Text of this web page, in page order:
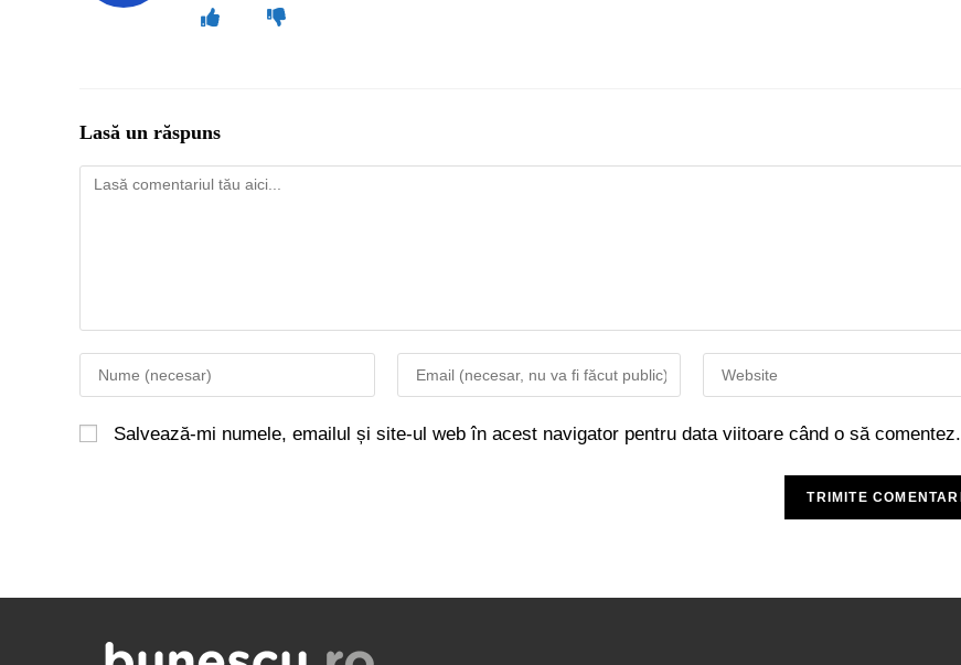
Lasă un răspuns
Salvează-mi numele, emailul și site-ul web în acest navigator pentru data viitoare când o să comentez.